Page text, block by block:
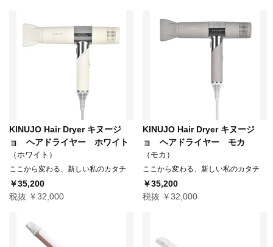
KINUJO Hair Dryer キヌージ
ョ ヘアドライヤー ホワイト
（ホワイト）
ここから変わる、新しい私のカタチ
￥35,200
税抜 ￥32,000
KINUJO Hair Dryer キヌージ
ョ ヘアドライヤー モカ
（モカ）
ここから変わる、新しい私のカタチ
￥35,200
税抜 ￥32,000